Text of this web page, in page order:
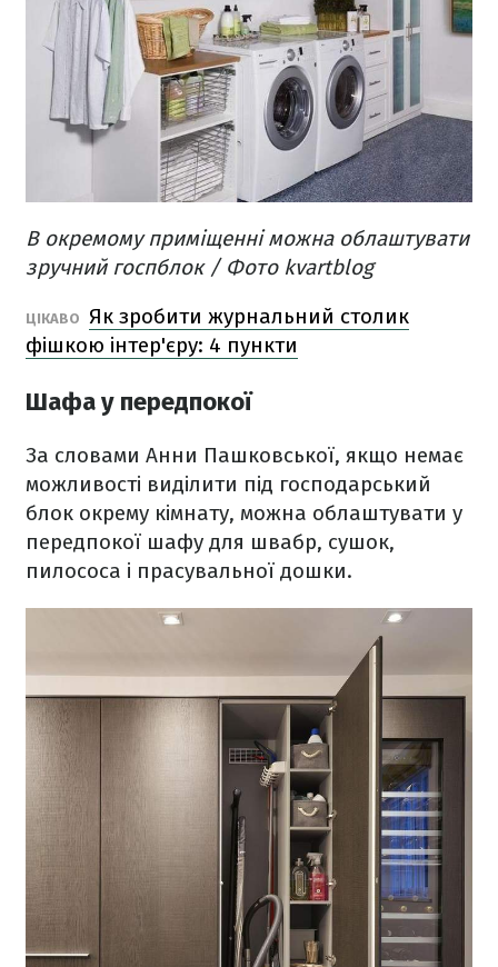
В окремому приміщенні можна облаштувати
зручний госпблок​ / Фото kvartblog
ЦІКАВО Як зробити журнальний столик
фішкою інтер'єру: 4 пункти
Шафа у передпокої
За словами Анни Пашковської, якщо немає
можливості виділити під господарський
блок окрему кімнату, можна облаштувати у
передпокої шафу для швабр, сушок,
пилососа і прасувальної дошки.